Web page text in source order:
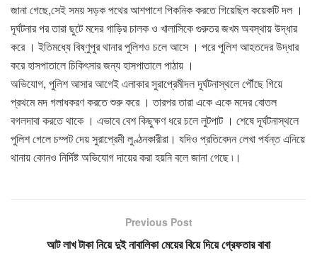
জানা গেছে,সেই সময় সড়ক পথের আশপাশে পিকনিক করতে গিয়েছিল কয়েকটি দল ।
দূর্ঘটনার পর তারা ছুটে মদের গাড়ির চালক ও খালাসিকে গুরুতর জখম অবস্থায় উদ্ধার
করে । ইতিমধ্যে বিষ্ণুপুর থানার পুলিশও চলে আসে । পরে পুলিশ আহতদের উদ্ধার
করে হাসপাতালে চিকিৎসার জন্য হাসপাতালে পাঠায় ।
অভিযোগ, পুলিশ আসার আগেই এলাকার সুরাপ্রেমীদল দূর্ঘটনাস্থলে পৌঁছে গিয়ে
প্রথমে মদ গলাধকরণ করতে শুরু করে । তারপর তারা একে একে মদের বোতল
বগলদাবা করতে থাকে । এভাবে বেশ কিছুক্ষণ ধরে চলে লুটপাট । শেষে দূর্ঘটনাস্থলে
পুলিশ গেলে চম্পট দেয় সুরাপ্রেমী লুণ্ঠনকারীরা। যদিও প্রতিবেদন লেখা পর্যন্ত এনিয়ে
থানায় কোনও নির্দিষ্ট অভিযোগ দায়ের করা হয়নি বলে জানা গেছে ৷।
Previous Post
আট লাখ টাকা নিয়ে দুই নাবালিকা মেয়ের বিয়ে দিয়ে গ্রেফতার বাবা